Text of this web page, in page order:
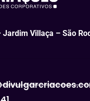
Jardim Villaça – São